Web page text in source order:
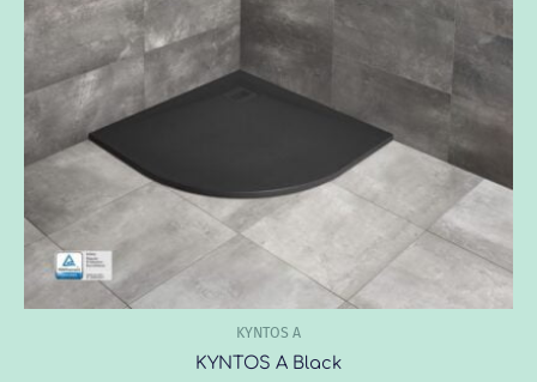
KYNTOS A
KYNTOS A Black